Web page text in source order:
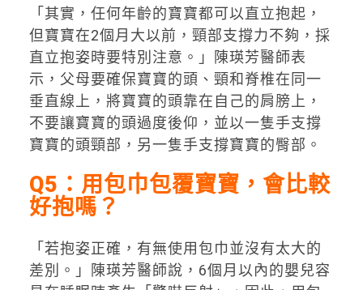
「其實，任何年齡的寶寶都可以直立抱起，
但寶寶在2個月大以前，頸部支撐力不夠，採
直立抱姿時要特別注意。」陳瑛芳醫師表
示，父母要確保寶寶的頭、頸和脊椎在同一
垂直線上，將寶寶的頭靠在自己的肩膀上，
不要讓寶寶的頭過度後仰，並以一隻手支撐
寶寶的頭頸部，另一隻手支撐寶寶的臀部。
Q5：用包巾包覆寶寶，會比較
好抱嗎？
「若抱姿正確，有無使用包巾並沒有太大的
差別。」陳瑛芳醫師說，6個月以內的嬰兒容